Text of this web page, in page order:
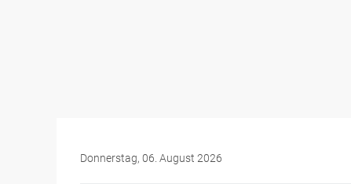
Donnerstag, 06. August 2026